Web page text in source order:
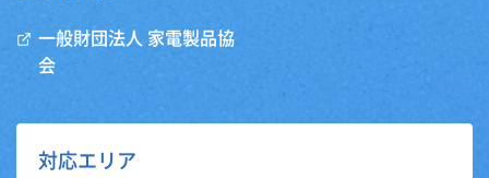
一般財団法人 家電製品協
会
対応エリア